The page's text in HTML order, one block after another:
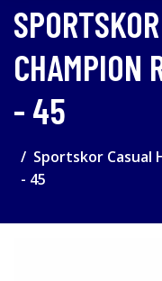
CHAMPION
- 45
Sportskor Casual
- 45